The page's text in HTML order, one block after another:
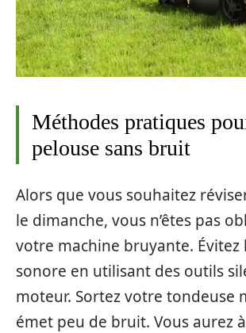
Méthodes pratiques
pelouse sans bruit
Alors que vous souhaitez
le dimanche, vous n’êtes pas
votre machine bruyante. Évitez
sonore en utilisant des outils
moteur. Sortez votre tondeuse
émet peu de bruit. Vous aurez